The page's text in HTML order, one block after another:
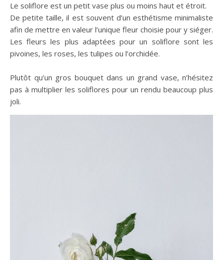
Le soliflore est un petit vase plus ou moins haut et étroit.
De petite taille, il est souvent d’un esthétisme minimaliste
afin de mettre en valeur l’unique fleur choisie pour y siéger.
Les fleurs les plus adaptées pour un soliflore sont les
pivoines, les roses, les tulipes ou l’orchidée.
Plutôt qu’un gros bouquet dans un grand vase, n’hésitez
pas à multiplier les soliflores pour un rendu beaucoup plus
joli.